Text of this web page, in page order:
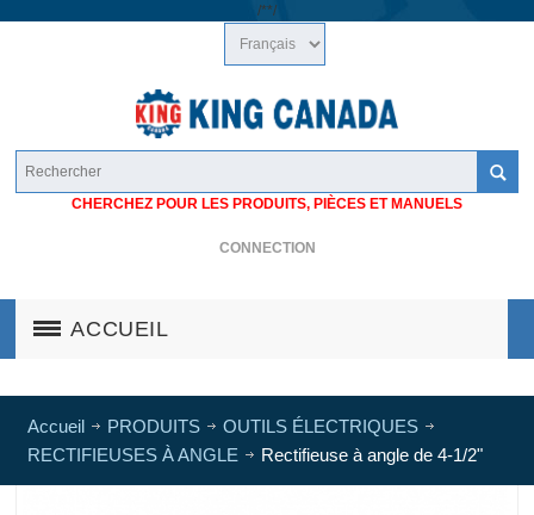
/**/
CHERCHEZ POUR LES PRODUITS, PIÈCES ET MANUELS
CONNECTION
ACCUEIL
Accueil PRODUITS
OUTILS ÉLECTRIQUES
RECTIFIEUSES À ANGLE
Rectifieuse à angle de 4-1/2"